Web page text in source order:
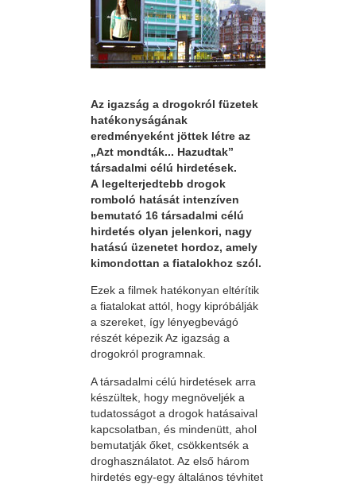
Az igazság a drogokról füzetek
hatékonyságának
eredményeként jöttek létre az
„Azt mondták... Hazudtak”
társadalmi célú hirdetések.
A legelterjedtebb drogok
romboló hatását intenzíven
bemutató 16 társadalmi célú
hirdetés olyan jelenkori, nagy
hatású üzenetet hordoz, amely
kimondottan a fiatalokhoz szól.
Ezek a filmek hatékonyan eltérítik
a fiatalokat attól, hogy kipróbálják
a szereket, így lényegbevágó
részét képezik Az igazság a
drogokról programnak.
A társadalmi célú hirdetések arra
készültek, hogy megnöveljék a
tudatosságot a drogok hatásaival
kapcsolatban, és mindenütt, ahol
bemutatják őket, csökkentsék a
droghasználatot. Az első három
hirdetés egy-egy általános tévhitet